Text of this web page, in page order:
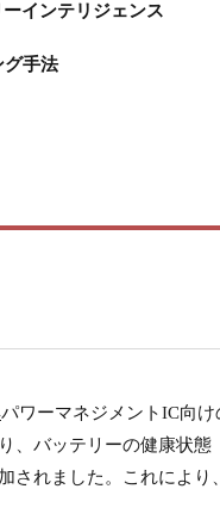
インテリジェンス
グ手法
パワーマネジメントIC向
、バッテリーの健康状態
されました。これにより